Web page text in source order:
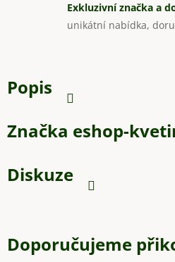
Exkluzivní značka a
unikátní nabídka,
Popis
Značka eshop-
Diskuze
Doporučujeme